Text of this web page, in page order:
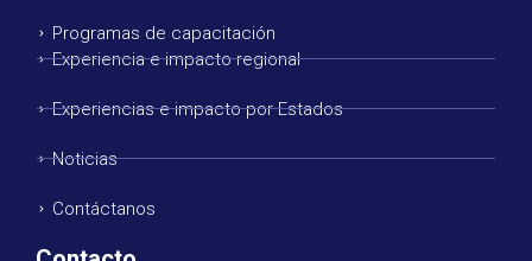
Programas de capacitación
Experiencia e impacto regional
Experiencias e impacto por Estados
Noticias
Contáctanos